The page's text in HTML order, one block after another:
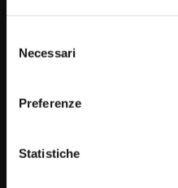
delNecessari
Preferenze
Statistiche
Via C. Rolando 111,
Email: